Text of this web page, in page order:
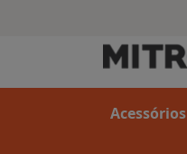
Acessórios